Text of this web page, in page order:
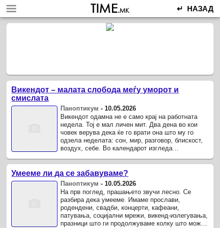
↵ НАЗАД
Викендот – малата слобода меѓу уморот и
смислата
Паноптикум - 10.05.2026
Викендот одамна не е само крај на работната
недела. Тој е мал личен мит. Два дена во кои
човек верува дека ќе го врати она што му го
одзела неделата: сон, мир, разговор, блискост,
воздух, себе. Во календарот изгледа
Умееме ли да се забавуваме?
Паноптикум - 10.05.2026
На прв поглед, прашањето звучи лесно. Се
разбира дека умееме. Имаме прослави,
родендени, свадби, концерти, кафеани,
патувања, социјални мрежи, викенд-излегувања,
празници што ги продолжуваме колку што може